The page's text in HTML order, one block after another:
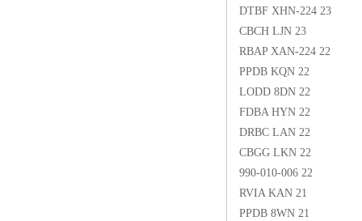
DTBF XHN-224 23
CBCH LJN 23
RBAP XAN-224 22
PPDB KQN 22
LODD 8DN 22
FDBA HYN 22
DRBC LAN 22
CBGG LKN 22
990-010-006 22
RVIA KAN 21
PPDB 8WN 21